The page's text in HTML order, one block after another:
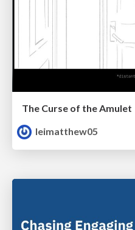
The Curse of the Amulet
leimatthew05